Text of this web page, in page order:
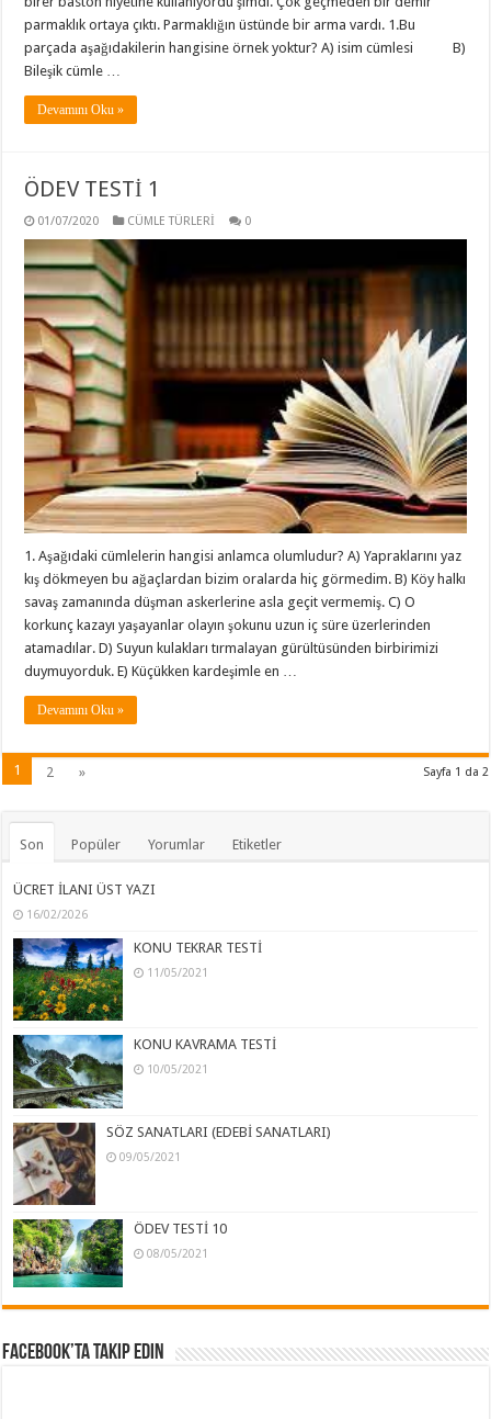
parmaklık ortaya çıktı. Parmaklığın üstünde bir arma vardı. 1.Bu
parçada aşağıdakilerin hangisine örnek yoktur? A) isim cümlesi B)
Bileşik cümle …
Devamını Oku »
ÖDEV TESTİ 1
01/07/2020 CÜMLE TÜRLERİ 0
1. Aşağıdaki cümlelerin hangisi anlamca olumludur? A) Yapraklarını yaz
kış dökmeyen bu ağaçlardan bizim oralarda hiç görmedim. B) Köy halkı
savaş zamanında düşman askerlerine asla geçit vermemiş. C) O
korkunç kazayı yaşayanlar olayın şokunu uzun iç süre üzerlerinden
atamadılar. D) Suyun kulakları tırmalayan gürültüsünden birbirimizi
duymuyorduk. E) Küçükken kardeşimle en …
Devamını Oku »
Sayfa 1 da 2
1 2 »
Son Popüler Yorumlar Etiketler
ÜCRET İLANI ÜST YAZI
16/02/2026
KONU TEKRAR TESTİ
11/05/2021
KONU KAVRAMA TESTİ
10/05/2021
SÖZ SANATLARI (EDEBİ SANATLARI)
09/05/2021
ÖDEV TESTİ 10
08/05/2021
Facebook’ta Takip Edin